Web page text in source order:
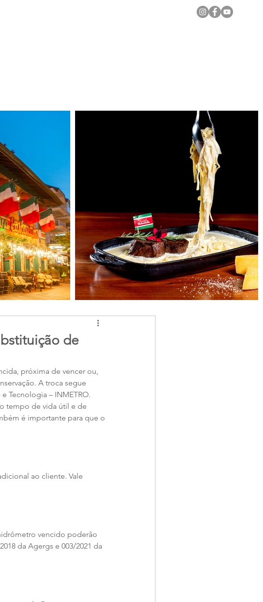
de
próxima de vencer ou,
A troca segue
Tecnologia – INMETRO.
tempo de vida útil e de
é importante para que o
ao cliente. Vale
vencido poderão
da Agergs e 003/2021 da